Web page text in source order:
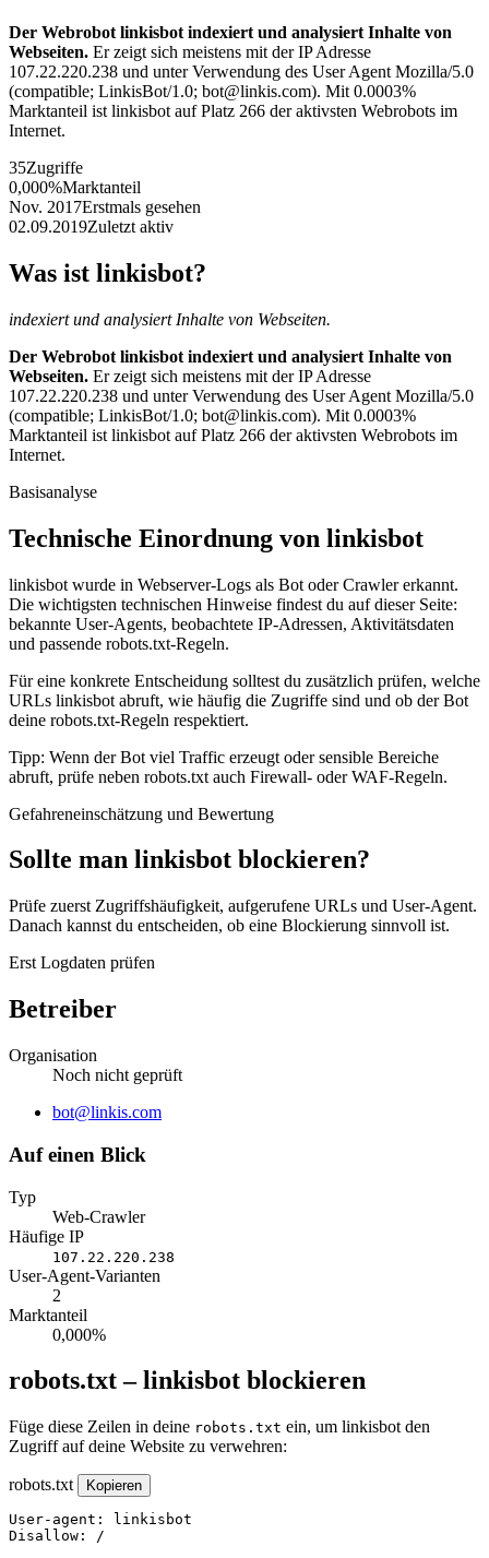
Der Webrobot linkisbot indexiert und analysiert Inhalte von
Webseiten. Er zeigt sich meistens mit der IP Adresse
107.22.220.238 und unter Verwendung des User Agent Mozilla/5.0
(compatible; LinkisBot/1.0; bot@linkis.com). Mit 0.0003%
Marktanteil ist linkisbot auf Platz 266 der aktivsten Webrobots im
Internet.
35Zugriffe
0,000%Marktanteil
Nov. 2017Erstmals gesehen
02.09.2019Zuletzt aktiv
Was ist linkisbot?
indexiert und analysiert Inhalte von Webseiten.
Der Webrobot linkisbot indexiert und analysiert Inhalte von
Webseiten. Er zeigt sich meistens mit der IP Adresse
107.22.220.238 und unter Verwendung des User Agent Mozilla/5.0
(compatible; LinkisBot/1.0; bot@linkis.com). Mit 0.0003%
Marktanteil ist linkisbot auf Platz 266 der aktivsten Webrobots im
Internet.
Basisanalyse
Technische Einordnung von linkisbot
linkisbot wurde in Webserver-Logs als Bot oder Crawler erkannt.
Die wichtigsten technischen Hinweise findest du auf dieser Seite:
bekannte User-Agents, beobachtete IP-Adressen, Aktivitätsdaten
und passende robots.txt-Regeln.
Für eine konkrete Entscheidung solltest du zusätzlich prüfen, welche
URLs linkisbot abruft, wie häufig die Zugriffe sind und ob der Bot
deine robots.txt-Regeln respektiert.
Tipp: Wenn der Bot viel Traffic erzeugt oder sensible Bereiche
abruft, prüfe neben robots.txt auch Firewall- oder WAF-Regeln.
Gefahreneinschätzung und Bewertung
Sollte man linkisbot blockieren?
Prüfe zuerst Zugriffshäufigkeit, aufgerufene URLs und User-Agent.
Danach kannst du entscheiden, ob eine Blockierung sinnvoll ist.
Erst Logdaten prüfen
Betreiber
Organisation
Noch nicht geprüft
Website
bot@linkis.com
Auf einen Blick
Typ
Web-Crawler
Häufige IP
107.22.220.238
User-Agent-Varianten
2
Marktanteil
0,000%
robots.txt – linkisbot blockieren
Füge diese Zeilen in deine robots.txt ein, um linkisbot den
Zugriff auf deine Website zu verwehren:
robots.txt Kopieren
User-agent: linkisbot
Disallow: /